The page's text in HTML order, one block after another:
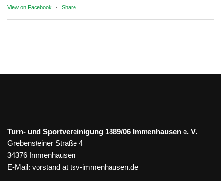
View on Facebook · Share
Turn- und Sportvereinigung 1889/06 Immenhausen e. V.
Grebensteiner Straße 4
34376 Immenhausen
E-Mail: vorstand at tsv-immenhausen.de